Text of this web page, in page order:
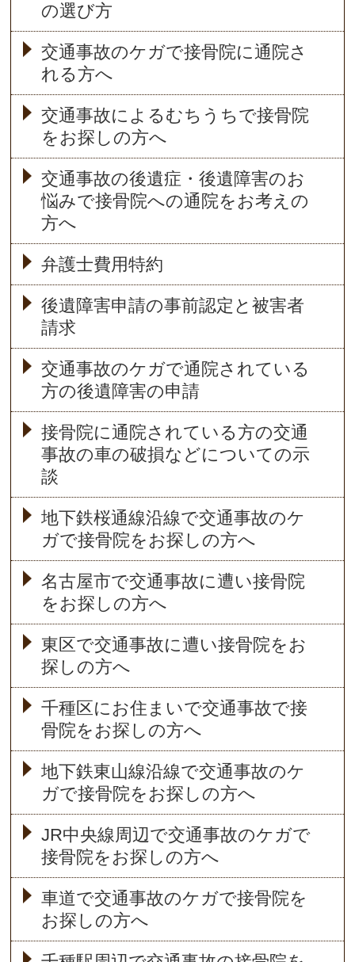
の選び方
交通事故のケガで接骨院に通院さ
れる方へ
交通事故によるむちうちで接骨院
をお探しの方へ
交通事故の後遺症・後遺障害のお
悩みで接骨院への通院をお考えの
方へ
弁護士費用特約
後遺障害申請の事前認定と被害者
請求
交通事故のケガで通院されている
方の後遺障害の申請
接骨院に通院されている方の交通
事故の車の破損などについての示
談
地下鉄桜通線沿線で交通事故のケ
ガで接骨院をお探しの方へ
名古屋市で交通事故に遭い接骨院
をお探しの方へ
東区で交通事故に遭い接骨院をお
探しの方へ
千種区にお住まいで交通事故で接
骨院をお探しの方へ
地下鉄東山線沿線で交通事故のケ
ガで接骨院をお探しの方へ
JR中央線周辺で交通事故のケガで
接骨院をお探しの方へ
車道で交通事故のケガで接骨院を
お探しの方へ